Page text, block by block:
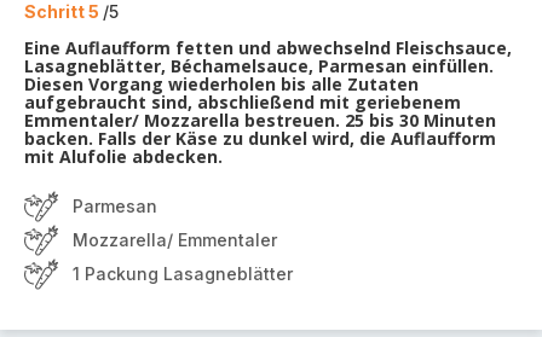
Schritt 5 /5
Eine Auflaufform fetten und abwechselnd Fleischsauce,
Lasagneblätter, Béchamelsauce, Parmesan einfüllen.
Diesen Vorgang wiederholen bis alle Zutaten
aufgebraucht sind, abschließend mit geriebenem
Emmentaler/ Mozzarella bestreuen. 25 bis 30 Minuten
backen. Falls der Käse zu dunkel wird, die Auflaufform
mit Alufolie abdecken.
Parmesan
Mozzarella/ Emmentaler
1 Packung Lasagneblätter